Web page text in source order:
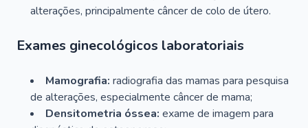
alterações, principalmente câncer de colo de útero.
Exames ginecológicos laboratoriais
Mamografia: radiografia das mamas para pesquisa
de alterações, especialmente câncer de mama;
Densitometria óssea: exame de imagem para